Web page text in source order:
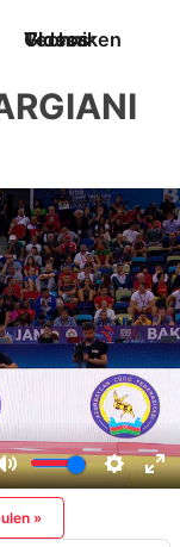
Techniken
Videos
Glossar
»